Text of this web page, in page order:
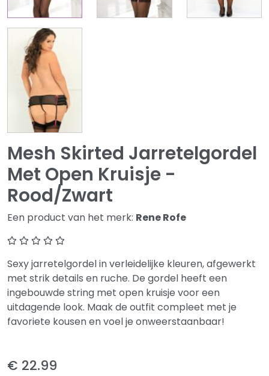
Mesh Skirted Jarretelgordel
Met Open Kruisje -
Rood/Zwart
Een product van het merk: Rene Rofe
Sexy jarretelgordel in verleidelijke kleuren, afgewerkt
met strik details en ruche. De gordel heeft een
ingebouwde string met open kruisje voor een
uitdagende look. Maak de outfit compleet met je
favoriete kousen en voel je onweerstaanbaar!
€ 22.99